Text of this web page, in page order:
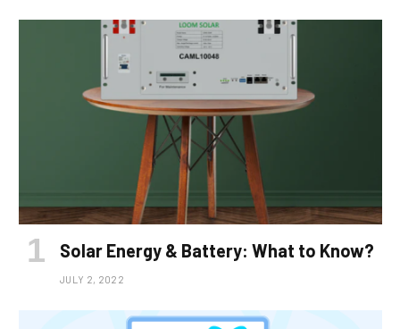
Solar Energy & Battery: What to Know?
JULY 2, 2022